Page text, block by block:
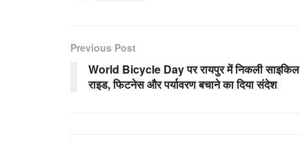
Previous Post
World Bicycle Day पर रायपुर में निकली साइकिल
राइड, फिटनेस और पर्यावरण बचाने का दिया संदेश